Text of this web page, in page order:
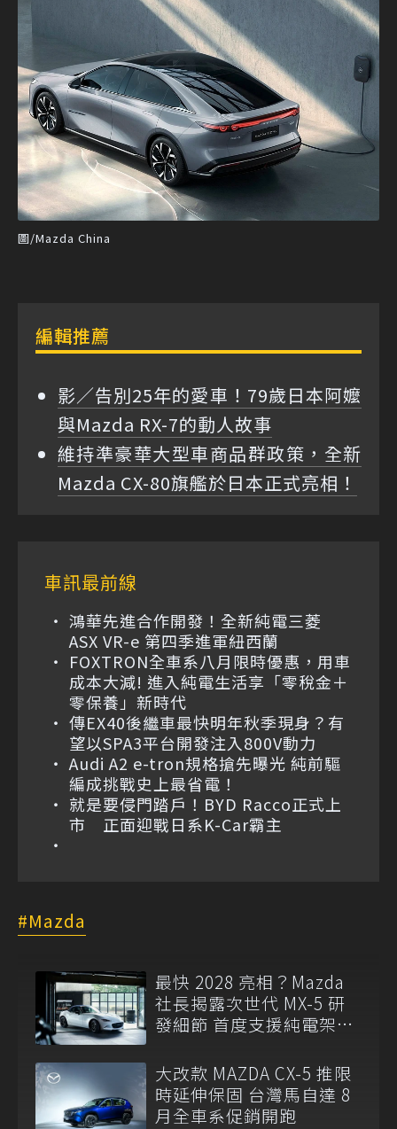
圖/Mazda China
編輯推薦
影／告別25年的愛車！79歲日本阿嬤
與Mazda RX-7的動人故事
維持準豪華大型車商品群政策，全新
Mazda CX-80旗艦於日本正式亮相！
車訊最前線
鴻華先進合作開發！全新純電三菱
ASX VR-e 第四季進軍紐西蘭
FOXTRON全車系八月限時優惠，用車
成本大減! 進入純電生活享「零稅金＋
零保養」新時代
傳EX40後繼車最快明年秋季現身？有
望以SPA3平台開發注入800V動力
Audi A2 e-tron規格搶先曝光 純前驅
編成挑戰史上最省電！
就是要侵門踏戶！BYD Racco正式上
市 正面迎戰日系K-Car霸主
Mazda
最快 2028 亮相？Mazda
社長揭露次世代 MX-5 研
發細節 首度支援純電架
大改款 MAZDA CX-5 推限
時延伸保固 台灣馬自達 8
月全車系促銷開跑